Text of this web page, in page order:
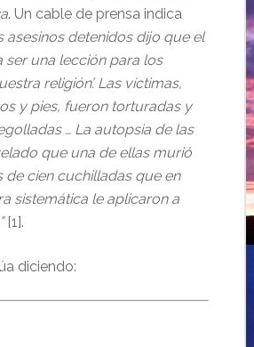
. Un cable de prensa indica
asesinos detenidos dijo que el
ser una lección para los
religión’. Las víctimas,
y pies, fueron torturadas y
… La autopsia de las
que una de ellas murió
de cien cuchilladas que en
sistemática le aplicaron a
[1].
diciendo: